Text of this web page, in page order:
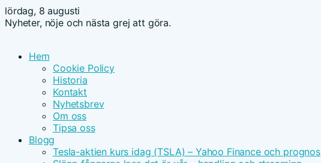
lördag, 8 augusti
Nyheter, nöje och nästa grej att göra.
Hem
Cookie Policy
Historia
Kontakt
Nyhetsbrev
Om oss
Tipsa oss
Blogg
Tesla-aktien kurs idag (TSLA) – Yahoo Finance och prognos